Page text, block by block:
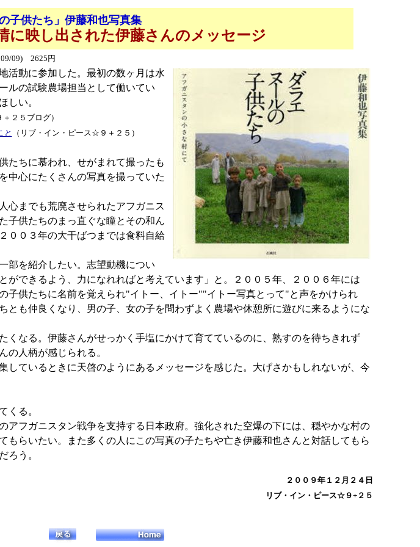
子供たち」伊藤和也写真集
に映し出された伊藤さんのメッセージ
09) 2625円
活動に参加した。最初の数ヶ月は水
ルの試験農場担当として働いてい
しい。
２５ブログ）
と （リブ・イン・ピース☆９＋２５）
たちに慕われ、せがまれて撮ったも
中心にたくさんの写真を撮っていた
心までも荒廃させられたアフガニス
子供たちのまっ直ぐな瞳とその和ん
００３年の大干ばつまでは食料自給
部を紹介したい。志望動機につい
できるよう、力になれればと考えています」と。２００５年、２００６年には
子供たちに名前を覚えられ"イトー、イトー""イトー写真とって"と声をかけられ
も仲良くなり、男の子、女の子を問わずよく農場や休憩所に遊びに来るようにな
なる。伊藤さんがせっかく手塩にかけて育てているのに、熟すのを待ちきれず
の人柄が感じられる。
ているときに天啓のようにあるメッセージを感じた。大げさかもしれないが、今
くる。
フガニスタン戦争を支持する日本政府。強化された空爆の下には、穏やかな村の
らいたい。また多くの人にこの写真の子たちや亡き伊藤和也さんと対話してもら
ろう。
２００９年１２月２４日
リブ・イン・ピース☆９+２５